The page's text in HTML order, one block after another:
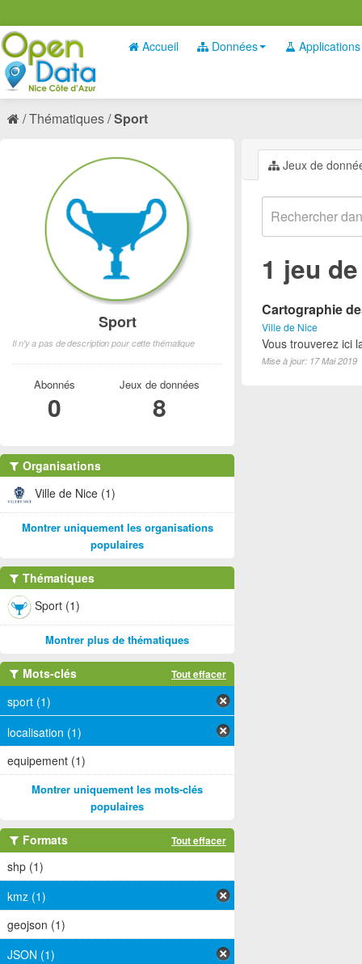
Accueil Données Applications
Thématiques Sport
Jeux de
1 jeu
Cartographie
Ville de Nice
Vous trouverez ici
Mise à jour: 17 Mai 2019
Sport
Il n'y a pas de description pour cette thématique
Abonnés
0
Jeux de données
8
Organisations
Ville de Nice (1)
Montrer uniquement les organisations
populaires
Thématiques
Sport (1)
Montrer plus de thématiques
Mots-clés Tout effacer
sport (1)
localisation (1)
equipement (1)
Montrer uniquement les mots-clés
populaires
Formats Tout effacer
shp (1)
kmz (1)
geojson (1)
JSON (1)